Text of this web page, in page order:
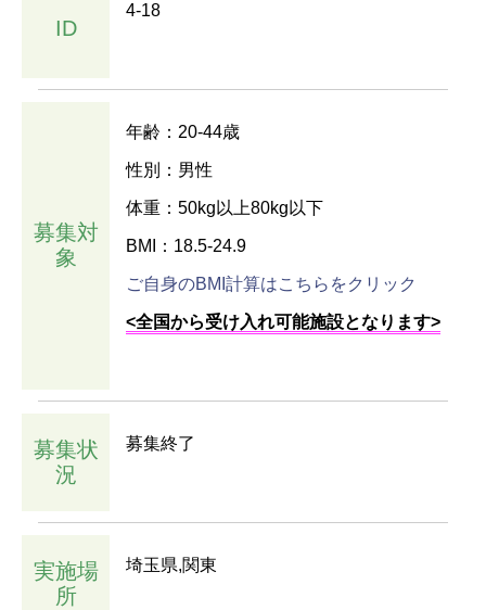
ID
4-18
募集対
象
年齢：20-44歳
性別：男性
体重：50kg以上80kg以下
BMI：18.5-24.9
ご自身のBMI計算はこちらをクリック
<全国から受け入れ可能施設となります>
募集状
況
募集終了
実施場
所
埼玉県,関東